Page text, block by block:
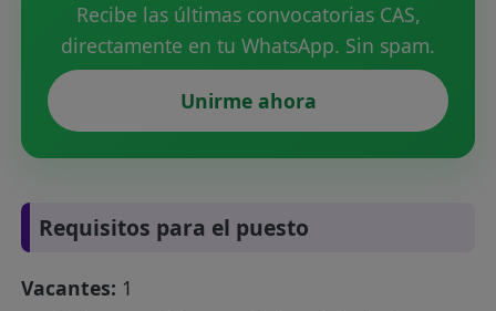
Recibe las últimas convocatorias CAS,
directamente en tu WhatsApp. Sin spam.
Unirme ahora
Requisitos para el puesto
Vacantes: 1